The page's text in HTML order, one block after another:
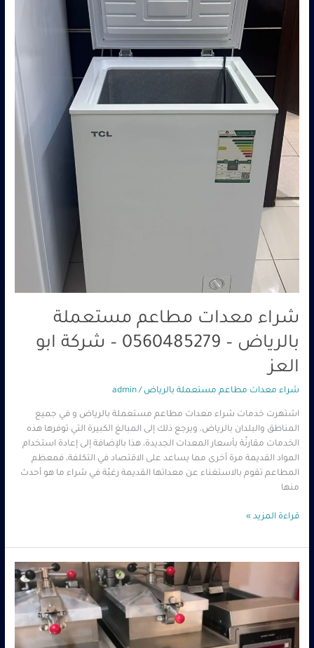
شراء معدات مطاعم مستعملة
بالرياض – 0560485279 – شركة ابو
العز
شراء معدات مطاعم مستعملة بالرياض /
admin
اشتهرت خدمات شراء معدات مطاعم مستعملة بالرياض و في جميع
المناطق والبلدان بالرياض، ويرجع ذلك إلى المبالغ الكبيرة التي توفرها هذه
الخدمات مقارنًة بأسعار المعدات الجديدة، هذا بالإضافة إلى إعادة استخدام
المواد القديمة مرة أخرى مما يساعد على الاقتصاد في التكلفة، فمعظم
المطاعم تقوم بالاستغناء عن معداتها القديمة رغبًة في شراء ما هو أحدث
منها
قراءة المزيد »
معدات
مطاعم
الرياض
0560485279